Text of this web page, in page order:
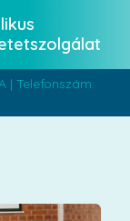
| Telefonszám: